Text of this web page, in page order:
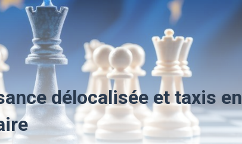
délocalisée et taxis en